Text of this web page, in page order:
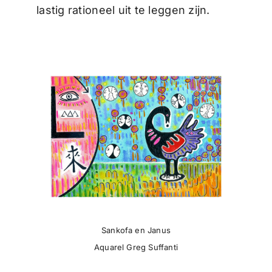
lastig rationeel uit te leggen zijn.
Sankofa en Janus
Aquarel Greg Suffanti